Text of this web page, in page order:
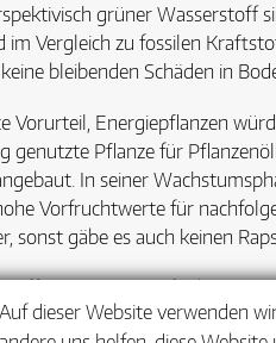
grüner Wasserstoff
Vergleich zu fossilen
bleibenden Schäden in
Vorurteil, Energiepflanzen
genutzte Pflanze für
In seiner
Vorfruchtwerte für
sonst gäbe es auch keinen
neue Wege für
Gräser oder
Auf dieser Website verwenden